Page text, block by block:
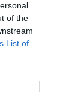
of the
List of